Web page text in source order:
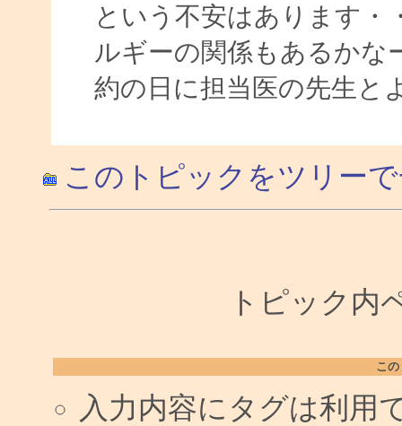
という不安はあります
ルギーの関係もあるかな
約の日に担当医の先生と
このトピックをツリー
トピック内
こ
入力内容にタグは利用